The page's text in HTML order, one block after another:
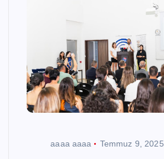
aaaa aaaa Temmuz 9, 2025